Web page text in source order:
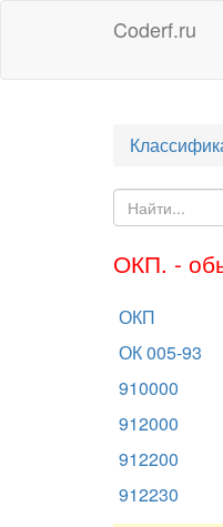
Coderf.ru
ОКП. -
ОКП
ОК 005-93
910000
912000
912200
912230